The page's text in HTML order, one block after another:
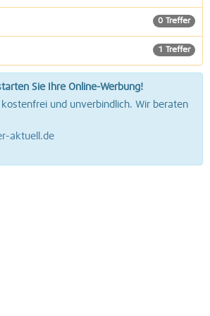
0 Treffer
1 Treffer
Sie Ihre Online-Werbung!
kostenfrei und unverbindlich. Wir beraten
aktuell.de